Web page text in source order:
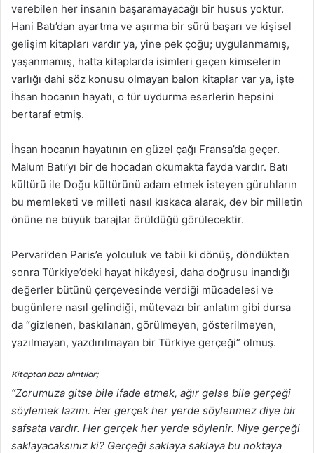
verebilen her insanın başaramayacağı bir husus yoktur.
Hani Batı’dan ayartma ve aşırma bir sürü başarı ve kişisel
gelişim kitapları vardır ya, yine pek çoğu; uygulanmamış,
yaşanmamış, hatta kitaplarda isimleri geçen kimselerin
varlığı dahi söz konusu olmayan balon kitaplar var ya, işte
İhsan hocanın hayatı, o tür uydurma eserlerin hepsini
bertaraf etmiş.
İhsan hocanın hayatının en güzel çağı Fransa’da geçer.
Malum Batı’yı bir de hocadan okumakta fayda vardır. Batı
kültürü ile Doğu kültürünü adam etmek isteyen güruhların
bu memleketi ve milleti nasıl kıskaca alarak, dev bir milletin
önüne ne büyük barajlar örüldüğü görülecektir.
Pervari’den Paris’e yolculuk ve tabii ki dönüş, döndükten
sonra Türkiye’deki hayat hikâyesi, daha doğrusu inandığı
değerler bütünü çerçevesinde verdiği mücadelesi ve
bugünlere nasıl gelindiği, mütevazı bir anlatım gibi dursa
da “gizlenen, baskılanan, görülmeyen, gösterilmeyen,
yazılmayan, yazdırılmayan bir Türkiye gerçeği” olmuş.
Kitaptan bazı alıntılar;
“Zorumuza gitse bile ifade etmek, ağır gelse bile gerçeği
söylemek lazım. Her gerçek her yerde söylenmez diye bir
safsata vardır. Her gerçek her yerde söylenir. Niye gerçeği
saklayacaksınız ki? Gerçeği saklaya saklaya bu noktaya